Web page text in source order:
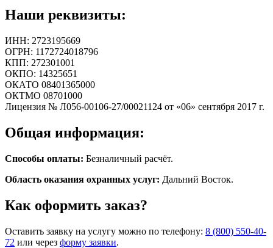
Наши реквизиты:
ИНН: 2723195669
ОГРН: 1172724018796
КПП: 272301001
ОКПО: 14325651
ОКАТО 08401365000
ОКТМО 08701000
Лицензия № Л056-00106-27/00021124 от «06» сентября 2017 г.
Общая информация:
Способы оплаты: Безналичный расчёт.
Область оказания охранных услуг: Дальний Восток.
Как оформить заказ?
Оставить заявку на услугу можно по телефону: 8 (800) 550-40-
72 или через форму заявки.